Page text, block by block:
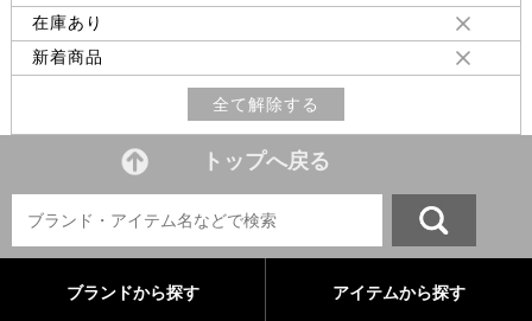
在庫あり
新着商品
全て解除する
トップへ戻る
ブランドから探す アイテムから探す